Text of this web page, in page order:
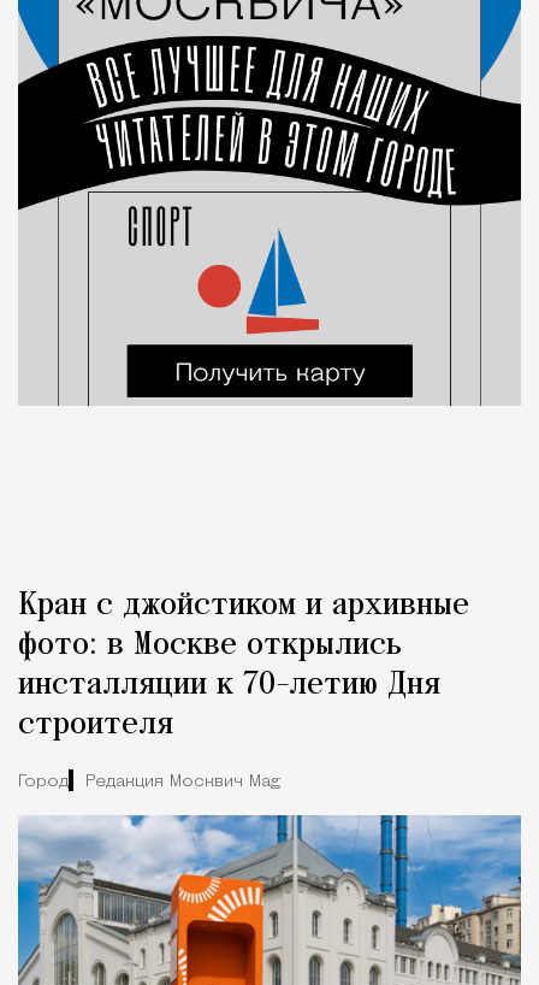
Кран с джойстиком и архивные
фото: в Москве открылись
инсталляции к 70-летию Дня
строителя
Город Редакция Москвич Mag